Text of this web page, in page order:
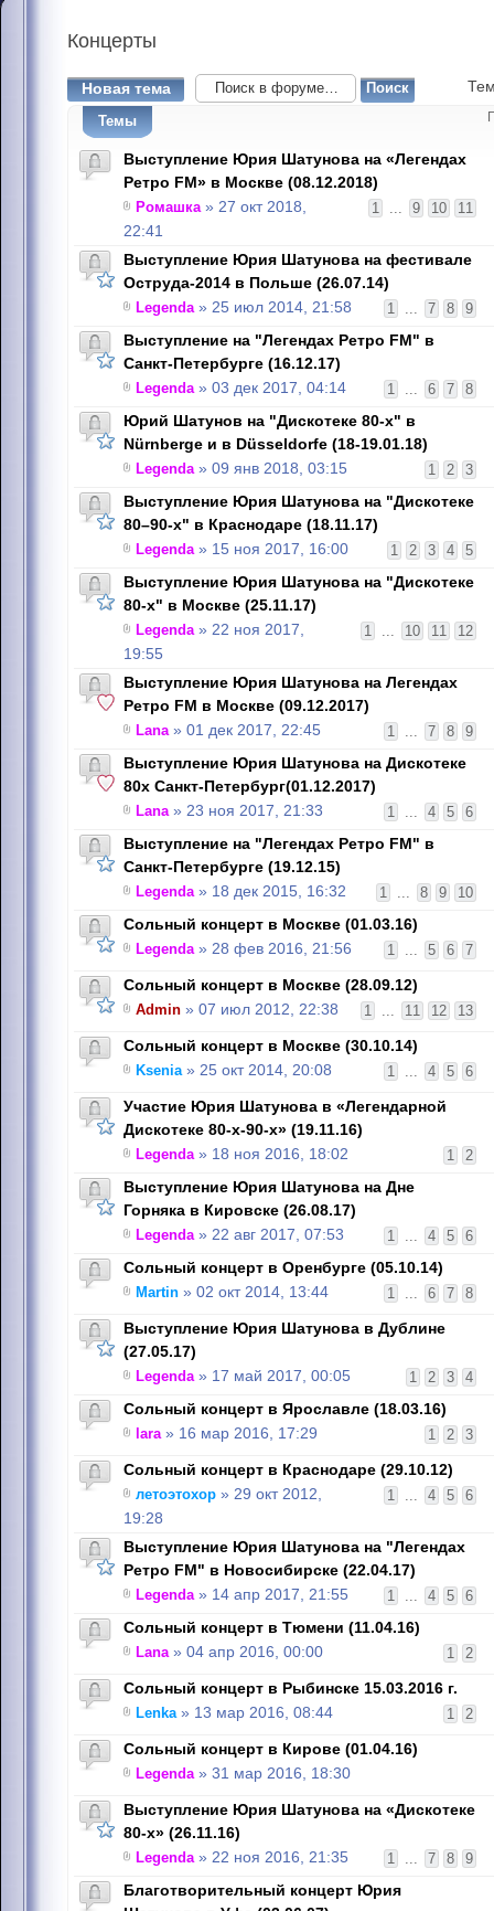
Концерты
Новая тема
Темы
Выступление Юрия Шатунова на «Легендах
Ретро FM» в Москве (08.12.2018)
1 ... 9 10 11
Ромашка» 27 окт 2018,
22:41
Выступление Юрия Шатунова на фестивале
Оструда-2014 в Польше (26.07.14)
1 ... 7 8 9
Legenda» 25 июл 2014, 21:58
Выступление на "Легендах Ретро FM" в
Санкт-Петербурге (16.12.17)
1 ... 6 7 8
Legenda» 03 дек 2017, 04:14
Юрий Шатунов на "Дискотеке 80-х" в
Nürnbergе и в Düsseldorfе (18-19.01.18)
1 2 3
Legenda» 09 янв 2018, 03:15
Выступление Юрия Шатунова на "Дискотеке
80–90-х" в Краснодаре (18.11.17)
1 2 3 4 5
Legenda» 15 ноя 2017, 16:00
Выступление Юрия Шатунова на "Дискотеке
80-х" в Москве (25.11.17)
1 ... 10 11 12
Legenda» 22 ноя 2017,
19:55
Выступление Юрия Шатунова на Легендах
Ретро FM в Москве (09.12.2017)
1 ... 7 8 9
Lana» 01 дек 2017, 22:45
Выступление Юрия Шатунова на Дискотеке
80х Санкт-Петербург(01.12.2017)
1 ... 4 5 6
Lana» 23 ноя 2017, 21:33
Выступление на "Легендах Ретро FM" в
Санкт-Петербурге (19.12.15)
1 ... 8 9 10
Legenda» 18 дек 2015, 16:32
Сольный концерт в Москве (01.03.16)
1 ... 5 6 7
Legenda» 28 фев 2016, 21:56
Сольный концерт в Москве (28.09.12)
1 ... 11 12 13
Admin » 07 июл 2012, 22:38
Сольный концерт в Москве (30.10.14)
1 ... 4 5 6
Ksenia» 25 окт 2014, 20:08
Участие Юрия Шатунова в «Легендарной
Дискотеке 80-х-90-х» (19.11.16)
1 2
Legenda» 18 ноя 2016, 18:02
Выступление Юрия Шатунова на Дне
Горняка в Кировске (26.08.17)
1 ... 4 5 6
Legenda» 22 авг 2017, 07:53
Сольный концерт в Оренбурге (05.10.14)
1 ... 6 7 8
Martin » 02 окт 2014, 13:44
Выступление Юрия Шатунова в Дублине
(27.05.17)
1 2 3 4
Legenda» 17 май 2017, 00:05
Сольный концерт в Ярославле (18.03.16)
1 2 3
lara» 16 мар 2016, 17:29
Cольный концерт в Краснодаре (29.10.12)
1 ... 4 5 6
летоэтохор » 29 окт 2012,
19:28
Выступление Юрия Шатунова на "Легендах
Ретро FM" в Новосибирске (22.04.17)
1 ... 4 5 6
Legenda» 14 апр 2017, 21:55
Сольный концерт в Тюмени (11.04.16)
1 2
Lana» 04 апр 2016, 00:00
Сольный концерт в Рыбинске 15.03.2016 г.
1 2
Lenka» 13 мар 2016, 08:44
Сольный концерт в Кирове (01.04.16)
Legenda» 31 мар 2016, 18:30
Выступление Юрия Шатунова на «Дискотеке
80-х» (26.11.16)
1 ... 7 8 9
Legenda» 22 ноя 2016, 21:35
Благотворительный концерт Юрия